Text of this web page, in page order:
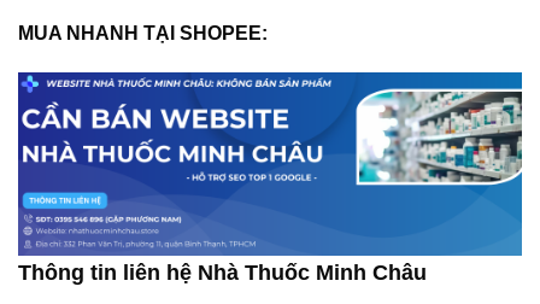
MUA NHANH TẠI SHOPEE:
Thông tin liên hệ Nhà Thuốc Minh Châu